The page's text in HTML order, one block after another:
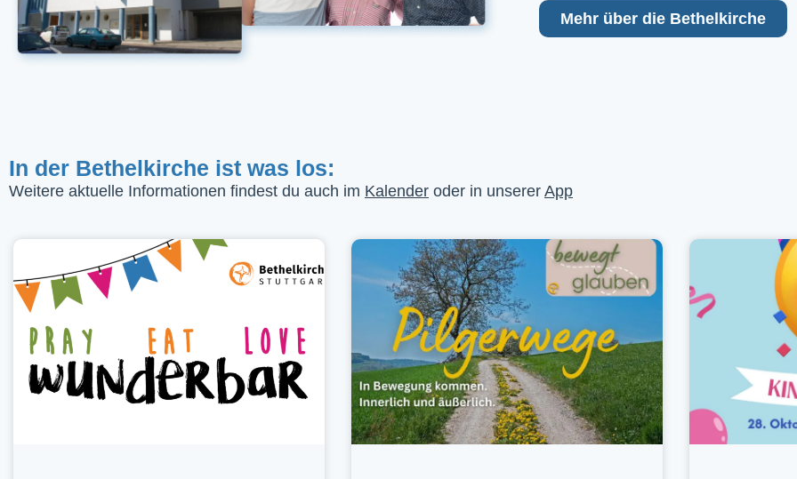
Mehr über die Bethelkirche
In der Bethelkirche ist was los:
Weitere aktuelle Informationen findest du auch im Kalender oder in unserer App